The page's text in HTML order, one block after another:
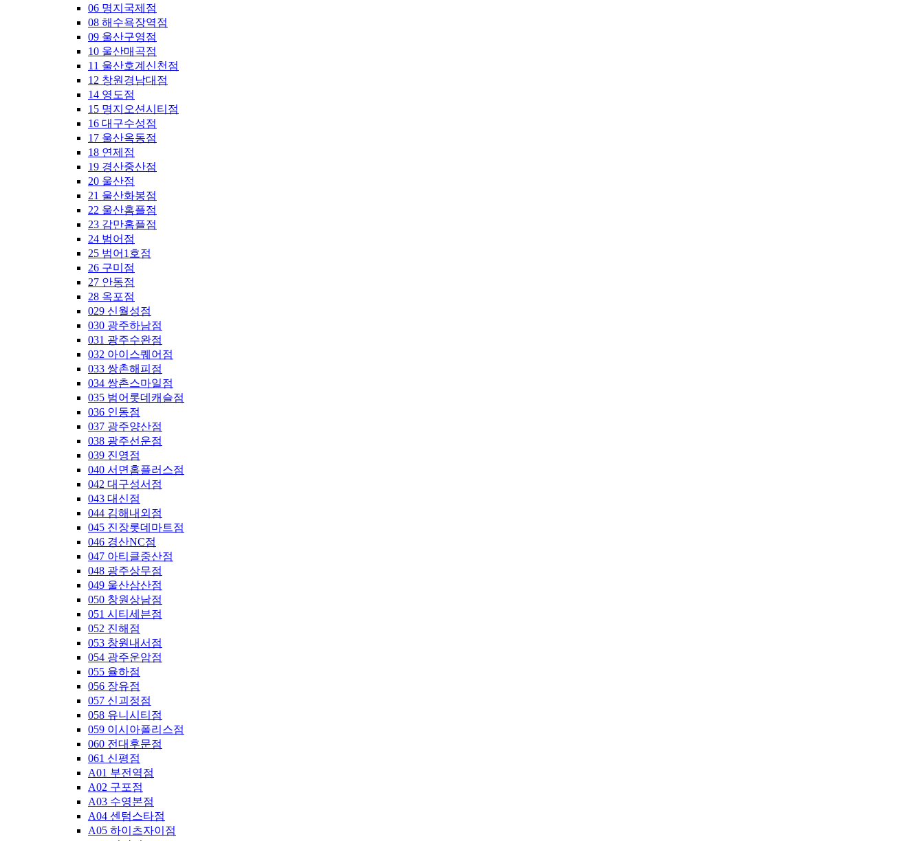
06 명지국제점
08 해수욕장역점
09 울산구영점
10 울산매곡점
11 울산호계신천점
12 창원경남대점
14 영도점
15 명지오션시티점
16 대구수성점
17 울산옥동점
18 연제점
19 경산중산점
20 울산점
21 울산화봉점
22 울산홈플점
23 감만홈플점
24 범어점
25 범어1호점
26 구미점
27 안동점
28 옥포점
029 신월성점
030 광주하남점
031 광주수완점
032 아이스퀘어점
033 쌍촌해피점
034 쌍촌스마일점
035 범어롯데캐슬점
036 인동점
037 광주양산점
038 광주선운점
039 진영점
040 서면홈플러스점
042 대구성서점
043 대신점
044 김해내외점
045 진장롯데마트점
046 경산NC점
047 아티클중산점
048 광주상무점
049 울산삼산점
050 창원상남점
051 시티세븐점
052 진해점
053 창원내서점
054 광주운암점
055 율하점
056 장유점
057 신괴정점
058 유니시티점
059 이시아폴리스점
060 전대후문점
061 신평점
A01 부전역점
A02 구포점
A03 수영본점
A04 센텀스타점
A05 하이츠자이점